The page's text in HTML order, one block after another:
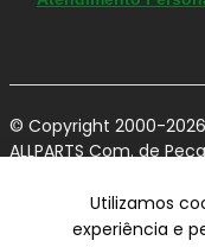
© Copyright 2000-2026
ALLPARTS Com. de
Claudina - Vinhedo/
Preços, condições de
Utilizamos
experiência e